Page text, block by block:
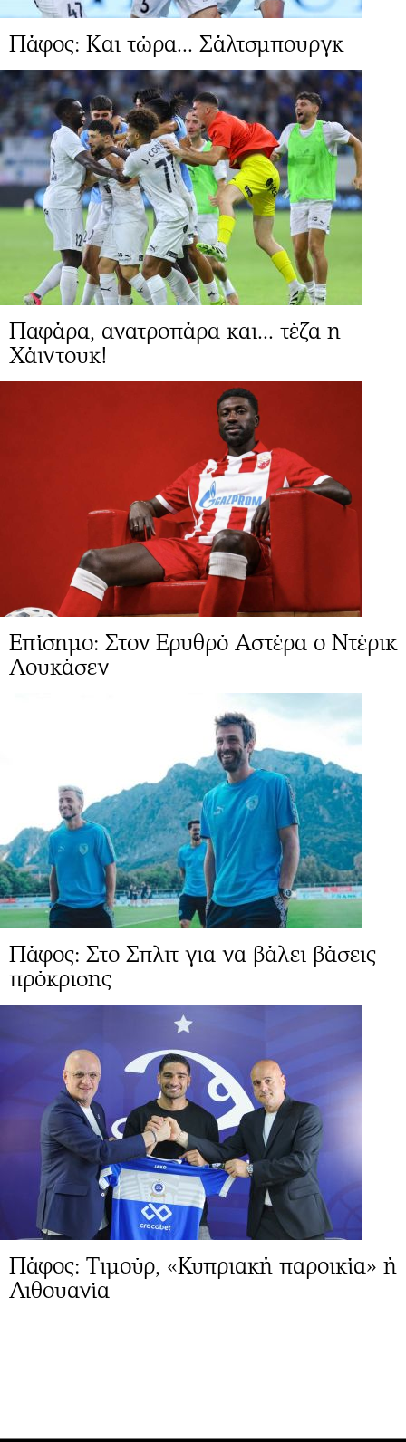
Πάφος: Και τώρα... Σάλτσμπουργκ
Παφάρα, ανατροπάρα και... τέζα η
Χάιντουκ!
Επίσημο: Στον Ερυθρό Αστέρα ο Ντέρικ
Λουκάσεν
Πάφος: Στο Σπλιτ για να βάλει βάσεις
πρόκρισης
Πάφος: Τιμούρ, «Κυπριακή παροικία» ή
Λιθουανία